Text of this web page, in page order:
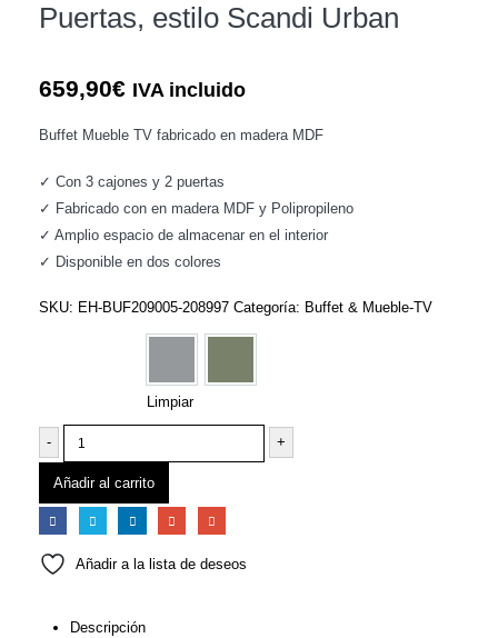
Puertas, estilo Scandi Urban
659,90€ IVA incluido
Buffet Mueble TV fabricado en madera MDF
✓ Con 3 cajones y 2 puertas
✓ Fabricado con en madera MDF y Polipropileno
✓ Amplio espacio de almacenar en el interior
✓ Disponible en dos colores
SKU: EH-BUF209005-208997 Categoría: Buffet & Mueble-TV
Limpiar
- +
Añadir al carrito
Añadir a la lista de deseos
Descripción